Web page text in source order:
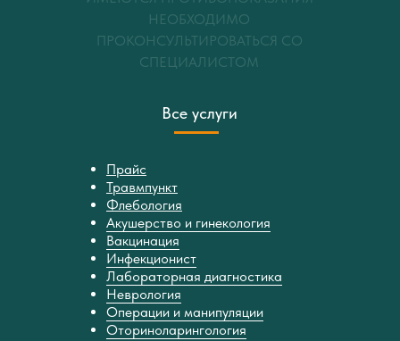
Все услуги
Прайс
Травмпункт
Флебология
Акушерство и гинекология
Вакцинация
Инфекционист
Лабораторная диагностика
Неврология
Операции и манипуляции
Оториноларингология
НЕОБХОДИМО
ПРОКОНСУЛЬТИРОВАТЬСЯ СО
СПЕЦИАЛИСТОМ